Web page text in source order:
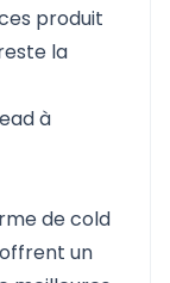
produit
la
à
de cold
un